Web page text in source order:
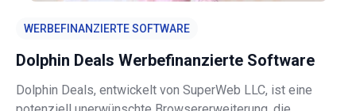
WERBEFINANZIERTE SOFTWARE
Dolphin Deals Werbefinanzierte Software
Dolphin Deals, entwickelt von SuperWeb LLC, ist eine